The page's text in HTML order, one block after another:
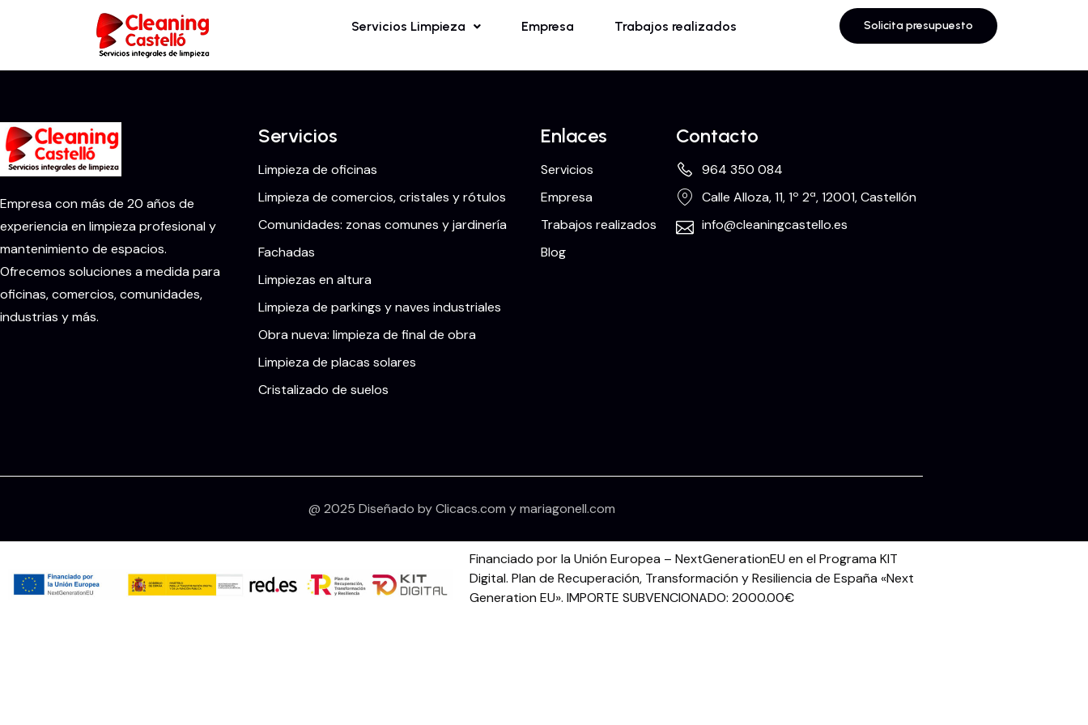
Servicios Limpieza Empresa Trabajos realizados Solicita presupuesto
Empresa con más de 20 años de
experiencia en limpieza profesional y
mantenimiento de espacios.
Ofrecemos soluciones a medida para
oficinas, comercios, comunidades,
industrias y más.
Servicios
Limpieza de oficinas
Limpieza de comercios, cristales y rótulos
Comunidades: zonas comunes y jardinería
Fachadas
Limpiezas en altura
Limpieza de parkings y naves industriales
Obra nueva: limpieza de final de obra
Limpieza de placas solares
Cristalizado de suelos
Enlaces
Servicios
Empresa
Trabajos realizados
Blog
Contacto
964 350 084
Calle Alloza, 11, 1º 2ª, 12001, Castellón
info@cleaningcastello.es
@ 2025 Diseñado byClicacs.com ymariagonell.com
Financiado por la Unión Europea – NextGenerationEU en el Programa KIT
Digital. Plan de Recuperación, Transformación y Resiliencia de España «Next
Generation EU». IMPORTE SUBVENCIONADO: 2000.00€